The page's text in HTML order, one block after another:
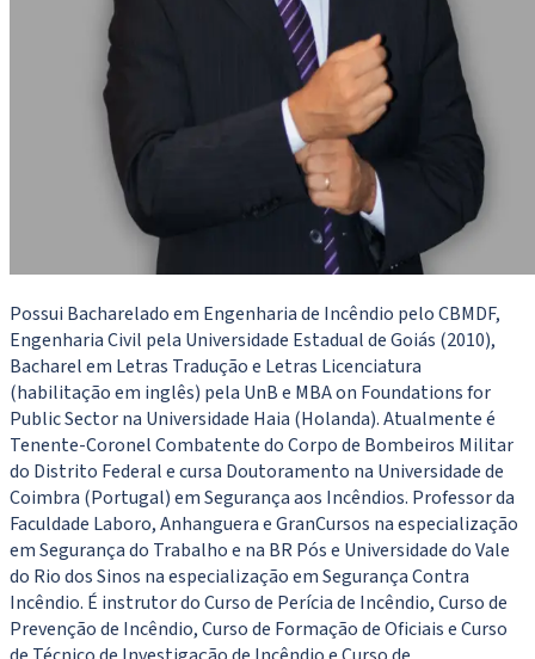
Possui Bacharelado em Engenharia de Incêndio pelo CBMDF,
Engenharia Civil pela Universidade Estadual de Goiás (2010),
Bacharel em Letras Tradução e Letras Licenciatura
(habilitação em inglês) pela UnB e MBA on Foundations for
Public Sector na Universidade Haia (Holanda). Atualmente é
Tenente-Coronel Combatente do Corpo de Bombeiros Militar
do Distrito Federal e cursa Doutoramento na Universidade de
Coimbra (Portugal) em Segurança aos Incêndios. Professor da
Faculdade Laboro, Anhanguera e GranCursos na especialização
em Segurança do Trabalho e na BR Pós e Universidade do Vale
do Rio dos Sinos na especialização em Segurança Contra
Incêndio. É instrutor do Curso de Perícia de Incêndio, Curso de
Prevenção de Incêndio, Curso de Formação de Oficiais e Curso